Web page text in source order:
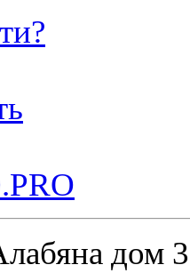
дом